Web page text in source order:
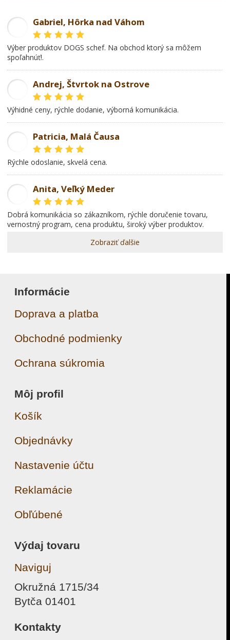
Gabriel, Hôrka nad Váhom
Výber produktov DOGS schef. Na obchod ktorý sa môžem
spoľahnúť!.
Andrej, Štvrtok na Ostrove
Výhidné ceny, rýchle dodanie, výborná komunikácia.
Patricia, Malá Čausa
rýchle odoslanie, skvelá cena.
Anita, Veľký Meder
dobrá komunikácia so zákazníkom, rýchle doručenie tovaru,
vernostný program, cena produktu, široký výber produktov.
Zobraziť ďalšie
Informácie
Doprava a platba
Obchodné podmienky
Ochrana súkromia
Môj profil
Košík
Objednávky
Nastavenie účtu
Reklamácie
Obľúbené
Výdaj tovaru
Naviguj
Okružná 1715/34
Bytča 01401
Kontakty